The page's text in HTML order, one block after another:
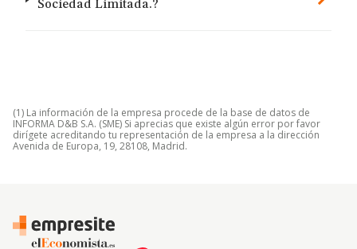
Sociedad Limitada.?
(1) La información de la empresa procede de la base de datos de
INFORMA D&B S.A. (SME) Si aprecias que existe algún error por favor
dirígete acreditando tu representación de la empresa a la dirección
Avenida de Europa, 19, 28108, Madrid.